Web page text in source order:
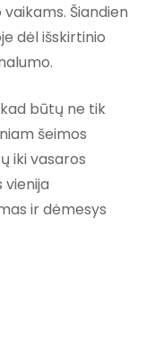
Šiandien
dėl išskirtinio
būtų ne tik
šeimos
iki vasaros
vienija
ir dėmesys